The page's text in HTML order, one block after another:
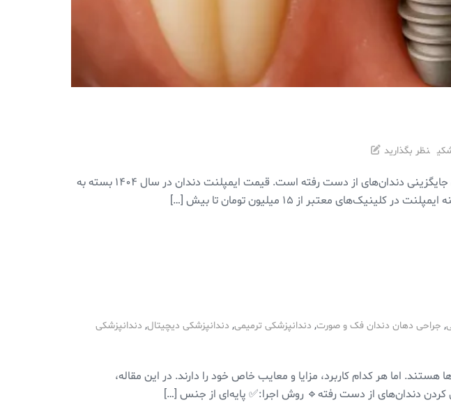
نظر بگذارید
قیمت ایمپلنت دندان در سال ۱۴۰۴ چقدر است؟ ایمپلنت دندان یکی از روش‌های پیشرفته برای جایگزینی دندان‌های از دست رفته است. قیمت ایمپلنت دندان در سال ۱۴۰۴ بسته به
, جراحی دهان دندان فک و صورت, دندانپزشکی ترمیمی, دندانپزشکی دیچیتال, دندانپزشکی
اما هر کدام کاربرد، مزایا و معایب خاص خود را دارند. در این مقاله،